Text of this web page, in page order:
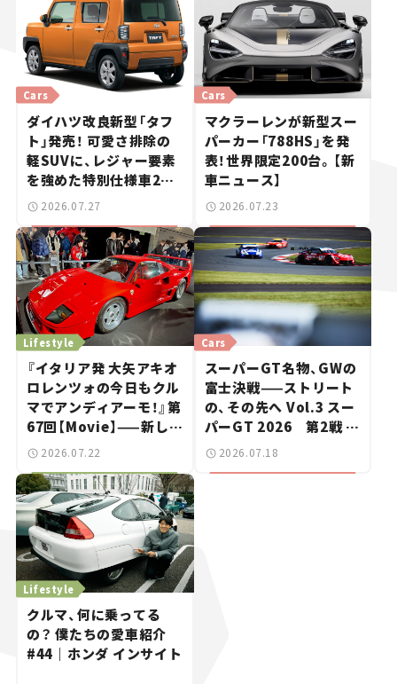
Cars
ダイハツ改良新型「タフ
ト」発売！ 可愛さ排除の
軽SUVに、レジャー要素
を強めた特別仕様車2モ
デルを設定【新車ニュー
2026.07.27
Cars
マクラーレンが新型スー
パーカー「788HS」を発
表！世界限定200台。【新
車ニュース】
2026.07.23
Lifestyle
『イタリア発 大矢アキオ
ロレンツォの今日もクル
マでアンディアーモ！』第
67回【Movie】——新しい
スーパーカーショーで起
2026.07.22
Cars
スーパーGT名物、GWの
富士決戦——ストリート
の、その先へ Vol.3 スー
パーGT 2026 第2戦 富
士スピードウェイ
2026.07.18
Lifestyle
クルマ、何に乗ってる
の？ 僕たちの愛車紹介
#44｜ホンダ インサイト